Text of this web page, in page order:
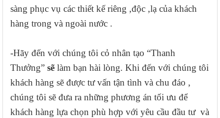
sàng phục vụ các thiết kế riêng ,độc ,lạ của khách
hàng trong và ngoài nước .
-Hãy đến với chúng tôi cỏ nhân tạo “Thanh
Thưởng” sẽ làm bạn hài lòng. Khi đến với chúng tôi
khách hàng sẽ được tư vấn tận tình và chu đáo ,
chúng tôi sẽ đưa ra những phương án tối ưu để
khách hàng lựa chọn phù hợp với yêu cầu đầu tư và